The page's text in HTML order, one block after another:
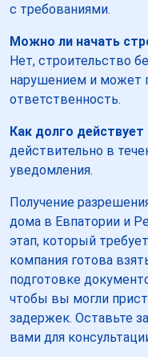
с требованиями.
Можно ли начать
Нет, строительство
нарушением и может
ответственность.
Как долго
действительно в
уведомления.
Получение
дома в Евпатории и
этап, который
компания готова
подготовке
чтобы вы могли
задержек. Оставьте
вами для